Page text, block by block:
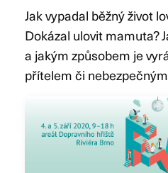
Jak vypadal běžný život
Dokázal ulovit mamuta?
a jakým způsobem je
přítelem či